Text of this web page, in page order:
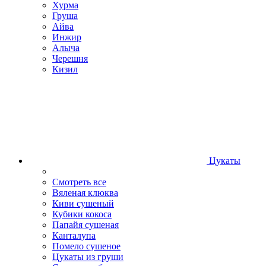
Хурма
Груша
Айва
Инжир
Алыча
Черешня
Кизил
Цукаты
Смотреть все
Вяленая клюква
Киви сушеный
Кубики кокоса
Папайя сушеная
Канталупа
Помело сушеное
Цукаты из груши